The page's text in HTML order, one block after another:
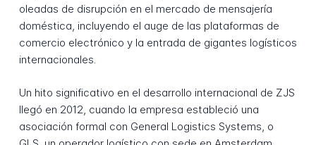
oleadas de disrupción en el mercado de mensajería
doméstica, incluyendo el auge de las plataformas de
comercio electrónico y la entrada de gigantes logísticos
internacionales.
Un hito significativo en el desarrollo internacional de ZJS
llegó en 2012, cuando la empresa estableció una
asociación formal con General Logistics Systems, o